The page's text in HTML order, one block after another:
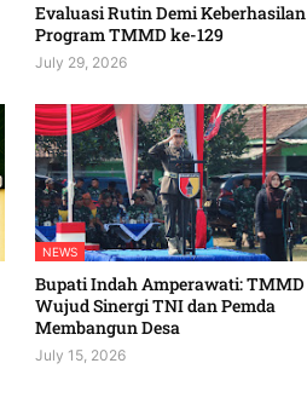
Evaluasi Rutin Demi Keberhasilan
Program TMMD ke-129
July 29, 2026
NEWS
Bupati Indah Amperawati: TMMD
Wujud Sinergi TNI dan Pemda
Membangun Desa
July 15, 2026